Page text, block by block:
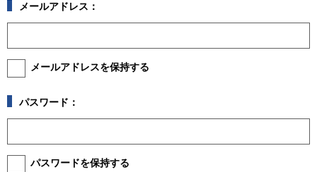
メールアドレス：
メールアドレスを保持する
パスワード：
パスワードを保持する